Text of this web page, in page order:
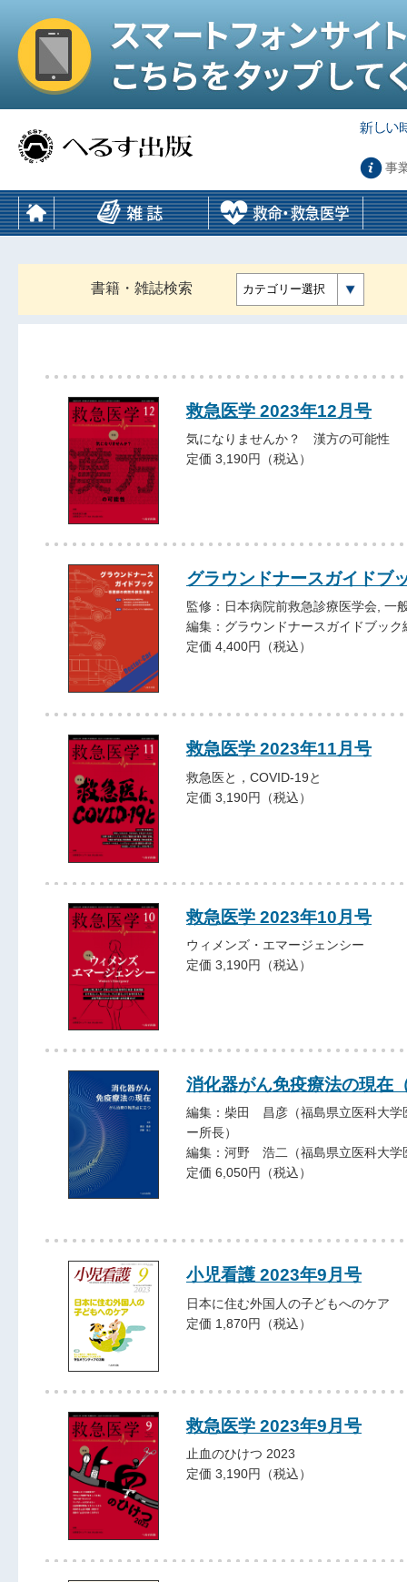
事
書籍・雑誌検索 カテゴリー選択
救急医学 2023年12月号
気になりませんか？ 漢方の可能性
定価 3,190円（税込）
グラウンドナースガイドブ
監修：日本病院前救急診療医学会, 一
編集：グラウンドナースガイドブック
定価 4,400円（税込）
救急医学 2023年11月号
救急医と，COVID-19と
定価 3,190円（税込）
救急医学 2023年10月号
ウィメンズ・エマージェンシー
定価 3,190円（税込）
消化器がん免疫療法の現在
編集：柴田 昌彦（福島県立医科大学
ー所長）
編集：河野 浩二（福島県立医科大学
定価 6,050円（税込）
小児看護 2023年9月号
日本に住む外国人の子どもへのケア
定価 1,870円（税込）
救急医学 2023年9月号
止血のひけつ 2023
定価 3,190円（税込）